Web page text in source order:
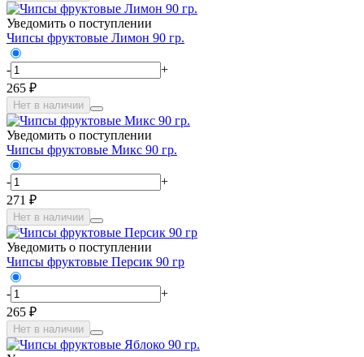
Уведомить о поступлении
Чипсы фруктовые Лимон 90 гр.
-
+
265 ₽
Нет в наличии
Уведомить о поступлении
Чипсы фруктовые Микс 90 гр.
-
+
271 ₽
Нет в наличии
Уведомить о поступлении
Чипсы фруктовые Персик 90 гр
-
+
265 ₽
Нет в наличии